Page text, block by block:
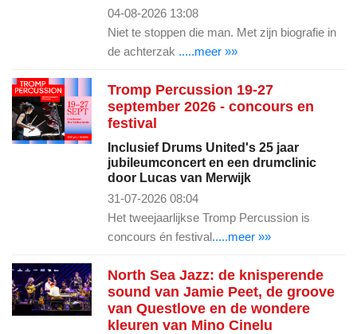
04-08-2026 13:08
Niet te stoppen die man. Met zijn biografie in
de achterzak .....meer »»
Tromp Percussion 19-27
september 2026 - concours en
festival
Inclusief Drums United's 25 jaar
jubileumconcert en een drumclinic
door Lucas van Merwijk
31-07-2026 08:04
Het tweejaarlijkse Tromp Percussion is
concours én festival.....meer »»
North Sea Jazz: de knisperende
sound van Jamie Peet, de groove
van Questlove en de wondere
kleuren van Mino Cinelu